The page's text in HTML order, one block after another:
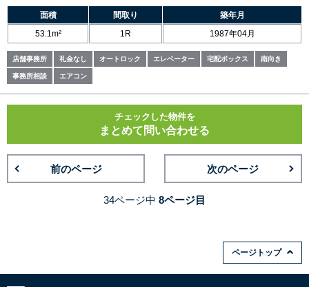
面積 間取り
築年月
53.1m²
1R 1987年04月
店舗事務所 礼金なし オートロック エレベーター 宅配ボックス 南向き
事務所相談 エアコン
チェックした物件を
まとめて問い合わせる
前のページ 次のページ
34ページ中 8ページ目
ページトップ